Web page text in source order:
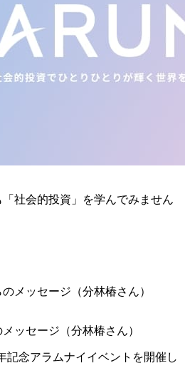
社会的投資」を学んでみません
ッセージ（分林椿さん）